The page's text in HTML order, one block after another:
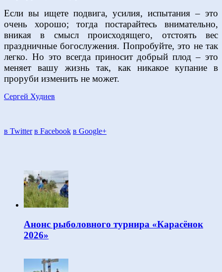
Если вы ищете подвига, усилия, испытания – это
очень хорошо; тогда постарайтесь внимательно,
вникая в смысл происходящего, отстоять вес
праздничные богослужения. Попробуйте, это не так
легко. Но это всегда приносит добрый плод – это
меняет вашу жизнь так, как никакое купание в
проруби изменить не может.
Сергей Худиев
в Twitter в Facebook в Google+
Анонс рыболовного турнира «Карасёнок
2026»